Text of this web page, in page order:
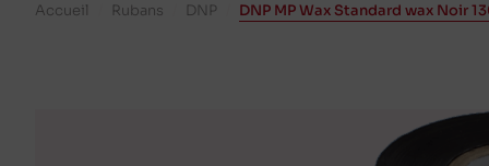
Accueil Rubans DNP DNP MP Wax Standard wax Noir